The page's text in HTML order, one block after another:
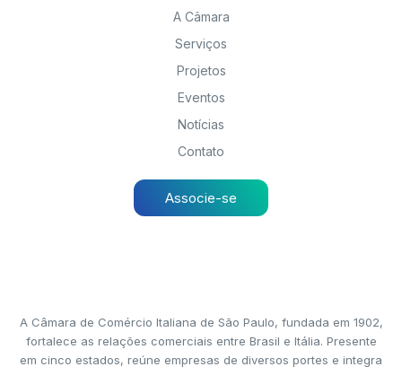
A Câmara
Serviços
Projetos
Eventos
Notícias
Contato
Associe-se
A Câmara de Comércio Italiana de São Paulo, fundada em 1902,
fortalece as relações comerciais entre Brasil e Itália. Presente
em cinco estados, reúne empresas de diversos portes e integra